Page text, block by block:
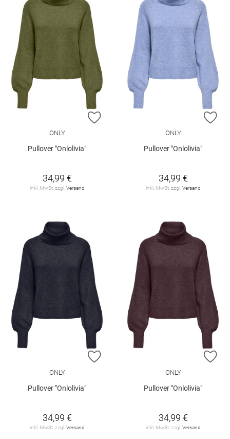
ZUR WUNSCHLISTE HINZUFÜGEN
ONLY
Pullover "Onlolivia"
34,99 €
inkl. MwSt. zzgl. Versand
ONLY
Pullover "Onlolivia"
34,99 €
inkl. MwSt. zzgl. Versand
ZUR WUNSCHLISTE HINZUFÜGEN
ONLY
Pullover "Onlolivia"
34,99 €
inkl. MwSt. zzgl. Versand
ONLY
Pullover "Onlolivia"
34,99 €
inkl. MwSt. zzgl. Versand